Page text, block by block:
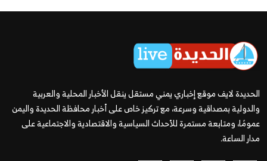
الحديدة لايف موقع إخباري يمني مستقل ينقل الأخبار المحلية والعربية
والدولية بمصداقية وسرعة، مع تركيز خاص على أخبار محافظة الحديدة واليمن
عمومًا، ومتابعة مستمرة للأحداث السياسية والاقتصادية والاجتماعية على
مدار الساعة.